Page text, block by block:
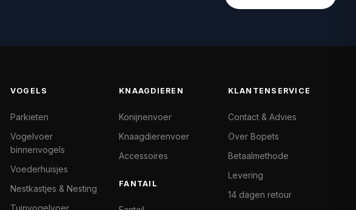
VOGELS
Parkieten
Vogelvoer
binnenvogels
Voederhuisjes
Nestkastjes & Nesting
Tuinvogelvoer
KNAAGDIEREN
Konijnenvoer
Knaagdierenvoer
Accessoires
FANTAIL
KLANTENSERVICE
Contact & Advies
Over Bopets
Betaalmethode
Levering
14 dagen retour